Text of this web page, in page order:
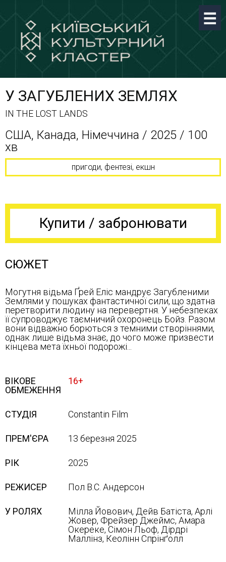
У ЗАГУБЛЕНИХ ЗЕМЛЯХ
IN THE LOST LANDS
США, Канада, Німеччина / 2025 / 100
хв
пригоди, фентезі, екшн
Купити / забронювати
СЮЖЕТ
Могутня відьма Ґрей Еліс мандрує Загубленими
Землями у пошуках фантастичної сили, що здатна
перетворити людину на перевертня. У небезпеках
її супроводжує таємничий охоронець Бойз. Разом
вони відважно борються з темними створіннями,
однак лише відьма знає, до чого може призвести
кінцева мета їхньої подорожі...
ВІКОВЕ
ОБМЕЖЕННЯ
16+
СТУДІЯ Constantin Film
ПРЕМ'ЄРА 13 березня 2025
РІК 2025
РЕЖИСЕР Пол В.С. Андерсон
У РОЛЯХ
Мілла Йовович, Дейв Батіста, Арлі
Жовер, Фрейзер Джеймс, Амара
Окереке, Сімон Льоф, Дірдрі
Маллінз, Кеолінн Спрінґолл